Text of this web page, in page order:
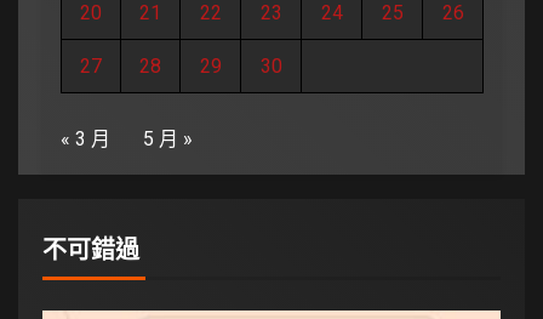
20 21 22 23 24 25 26
27 28 29 30
« 3 月 5 月 »
不可錯過